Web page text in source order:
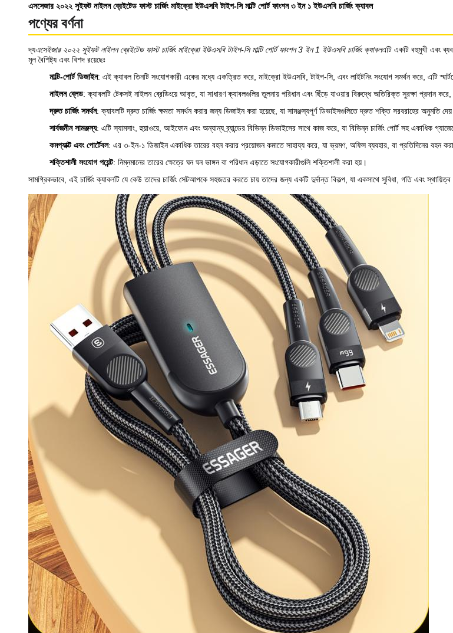
এসসেজার ২০২২ সুইফট নাইলন ব্রেইটেড ফাস্ট চার্জিং মাইক্রো ইউএসবি টাইপ-সি মাল্টি পোর্ট ফাংশন ৩ ইন ১ ইউএসবি চার্জিং ক্যাবল
পণ্যের বর্ণনা
দ্যএসেইজার ২০২২ সুইফট নাইলন ব্রেইটেড ফাস্ট চার্জিং মাইক্রো ইউএসবি টাইপ-সি মাল্টি পোর্ট ফাংশন 3 ইন 1 ইউএসবি চার্জিং ক্যাবলএটি একটি বহুমুখী এবং
মূল বৈশিষ্ট্য এবং বিশদ রয়েছেঃ
মাল্টি-পোর্ট ডিজাইন: এই ক্যাবল তিনটি সংযোগকারী একের মধ্যে একত্রিত করে, মাইক্রো ইউএসবি, টাইপ-সি, এবং লাইটনিং সংযোগ সমর্থন করে, এটি
নাইলন ব্লেড: ক্যাবলটি টেকসই নাইলন ব্রেডিংয়ে আবৃত, যা সাধারণ ক্যাবলগুলির তুলনায় পরিধান এবং ছিঁড়ে যাওয়ার বিরুদ্ধে অতিরিক্ত সুরক্ষা প্রদান
দ্রুত চার্জিং সমর্থন: ক্যাবলটি দ্রুত চার্জিং ক্ষমতা সমর্থন করার জন্য ডিজাইন করা হয়েছে, যা সামঞ্জস্যপূর্ণ ডিভাইসগুলিতে দ্রুত শক্তি সরবরাহের অনুমতি
সার্বজনীন সামঞ্জস্য: এটি স্যামসাং, হুয়াওয়ে, আইফোন এবং অন্যান্য ব্র্যান্ডের বিভিন্ন ডিভাইসের সাথে কাজ করে, যা বিভিন্ন চার্জিং পোর্ট সহ একাধিক
কমপ্যাক্ট এবং পোর্টেবল: এর ৩-ইন-১ ডিজাইন একাধিক তারের বহন করার প্রয়োজন কমাতে সাহায্য করে, যা ভ্রমণ, অফিস ব্যবহার, বা প্রতিদিনের বহন
শক্তিশালী সংযোগ পয়েন্ট: নিম্নমানের তারের ক্ষেত্রে ঘন ঘন ভাঙ্গন বা পরিধান এড়াতে সংযোগকারীগুলি শক্তিশালী করা হয়।
সামগ্রিকভাবে, এই চার্জিং ক্যাবলটি যে কেউ তাদের চার্জিং সেটআপকে সহজতর করতে চায় তাদের জন্য একটি দুর্দান্ত বিকল্প, যা একসাথে সুবিধা, গতি এবং